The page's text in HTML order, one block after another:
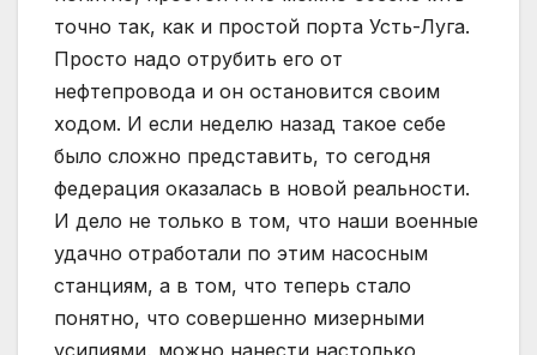
точно так, как и простой порта Усть-Луга.
Просто надо отрубить его от
нефтепровода и он остановится своим
ходом. И если неделю назад такое себе
было сложно представить, то сегодня
федерация оказалась в новой реальности.
И дело не только в том, что наши военные
удачно отработали по этим насосным
станциям, а в том, что теперь стало
понятно, что совершенно мизерными